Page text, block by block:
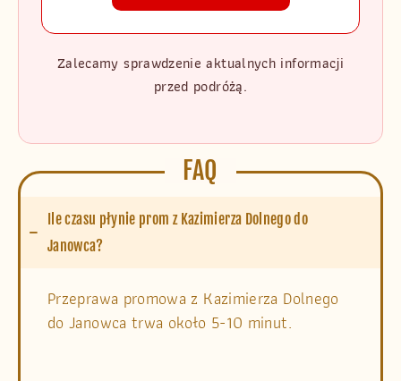
Zalecamy sprawdzenie aktualnych informacji
przed podróżą.
FAQ
Ile czasu płynie prom z Kazimierza Dolnego do
Janowca?
Przeprawa promowa z Kazimierza Dolnego
do Janowca trwa około 5-10 minut.